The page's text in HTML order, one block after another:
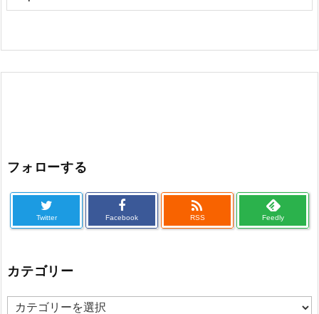
フォローする
Twitter Facebook

RSS Feedly
カテゴリー
カ